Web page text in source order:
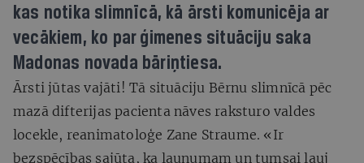
kas notika slimnīcā, kā ārsti komunicēja ar
vecākiem, ko par ģimenes situāciju saka
Madonas novada bāriņtiesa.
Ārsti jūtas vajāti! Tā situāciju Bērnu slimnīcā pēc
mazā difterijas pacienta nāves raksturo valdes
locekle, reanimatoloģe Zane Straume. «Ir
bezspēcības sajūta, ka ļaunumam un tumsai ļauj